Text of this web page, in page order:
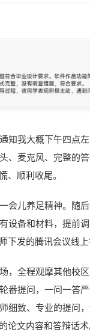
知我大概下午四点
、麦克风、完整的
、顺利收尾。
会儿养足精神。随
设备和材料，提前
下发的腾讯会议线上
，全程观摩其他校
番提问，一问一答
细致、专业的提问
论文内容和答辩话术